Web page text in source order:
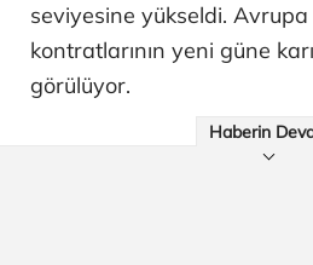
seviyesine yükseldi.
kontratlarının yeni güne
görülüyor.
Haberin